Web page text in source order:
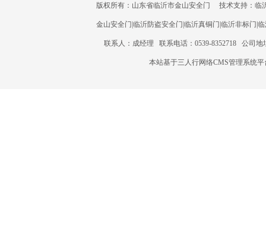
版权所有：山东省临沂市金山安全门 技术支持：临
金山安全门 临沂防盗安全门 临沂真铜门 临沂非标门 临
联系人：成经理 联系电话：0539-8352718 公司
本站基于三人行网络CMS管理系统